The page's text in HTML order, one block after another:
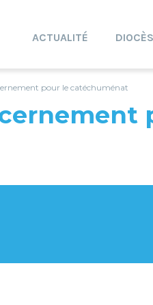
ACTUALITÉ
pour le catéchuménat